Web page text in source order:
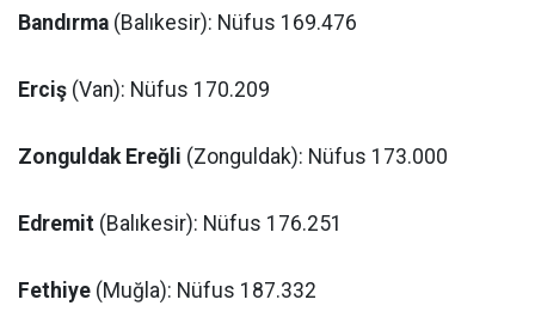
Bandırma (Balıkesir): Nüfus 169.476
Erciş (Van): Nüfus 170.209
Zonguldak Ereğli (Zonguldak): Nüfus 173.000
Edremit (Balıkesir): Nüfus 176.251
Fethiye (Muğla): Nüfus 187.332